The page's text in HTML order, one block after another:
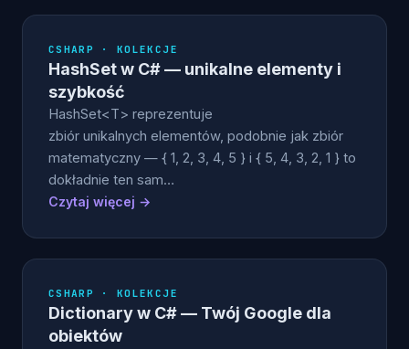
CSHARP · KOLEKCJE
HashSet w C# — unikalne elementy i
szybkość
HashSet<T> reprezentuje
zbiór unikalnych elementów, podobnie jak zbiór
matematyczny — { 1, 2, 3, 4, 5 } i { 5, 4, 3, 2, 1 } to
dokładnie ten sam…
Czytaj więcej →
CSHARP · KOLEKCJE
Dictionary w C# — Twój Google dla
obiektów